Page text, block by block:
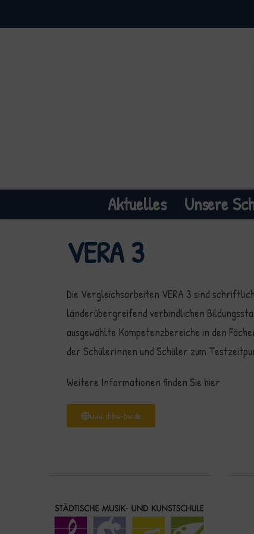
Aktuelles Unsere
VERA 3
Die Vergleichsarbeiten VERA 3 sind
länderübergreifend verbindlichen
ausgewählte Kompetenzbereiche in den
der Schülerinnen und Schüler zum
Weitere Informationen finden Sie hier:
www. ibbw-bw.de